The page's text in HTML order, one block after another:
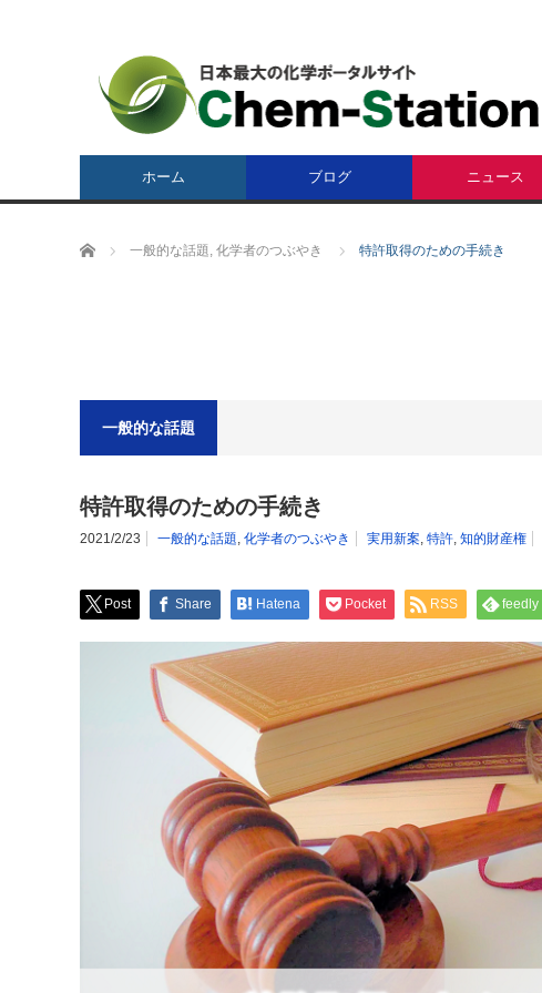
ホーム ブログ ニュース
ホーム 一般的な話題, 化学者のつぶやき 特許取得のための手続き
一般的な話題
特許取得のための手続き
2021/2/23 一般的な話題, 化学者のつぶやき 実用新案, 特許, 知的財産権
Post Share Hatena Pocket RSS feedly